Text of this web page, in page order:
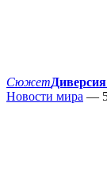
Сюжет
Новости мира — 5